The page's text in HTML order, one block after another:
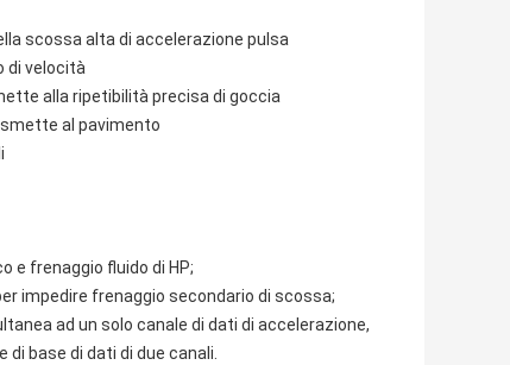
scossa alta di accelerazione pulsa
di velocità
alla ripetibilità precisa di goccia
al pavimento
e frenaggio fluido di HP;
impedire frenaggio secondario di scossa;
ad un solo canale di dati di accelerazione,
base di dati di due canali.